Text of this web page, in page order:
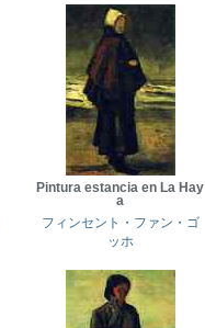
Pintura estancia en La Hay
a
フィンセント・ファン・ゴ
ッホ